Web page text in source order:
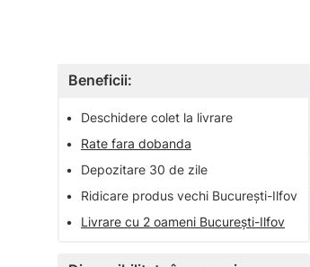
Beneficii:
•
Deschidere colet la livrare
•
Rate fara dobanda
•
Depozitare 30 de zile
•
Ridicare produs vechi București-Ilfov
•
Livrare cu 2 oameni București-Ilfov